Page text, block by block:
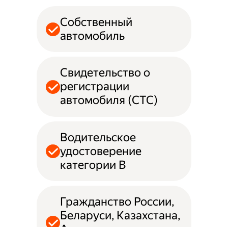
Собственный
автомобиль
Свидетельство о
регистрации
автомобиля (СТС)
Водительское
удостоверение
категории B
Гражданство России,
Беларуси, Казахстана,